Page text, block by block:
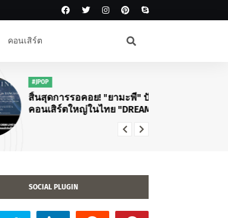
คอนเสิร์ต
#JPOP
สิ้นสุดการรอคอย! "ยามะพี" ปักหมุด
คอนเสิร์ตใหญ่ในไทย "DREAMING
TOMOHISA YAMASHITA TOUR
2026"
SOCIAL PLUGIN